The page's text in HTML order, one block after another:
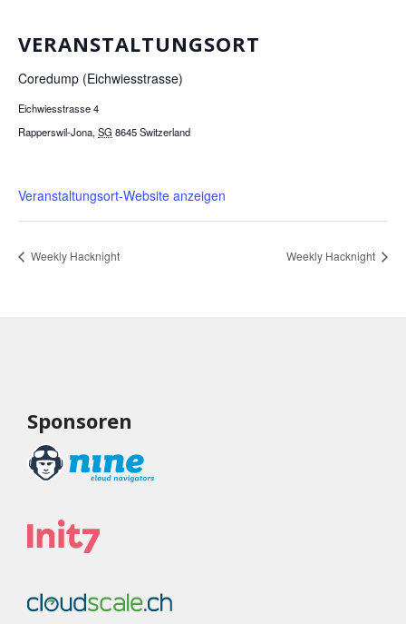
VERANSTALTUNGSORT
Coredump (Eichwiesstrasse)
Eichwiesstrasse 4
Rapperswil-Jona, SG 8645Switzerland
Veranstaltungsort-Website anzeigen
Weekly Hacknight Weekly Hacknight
Sponsoren